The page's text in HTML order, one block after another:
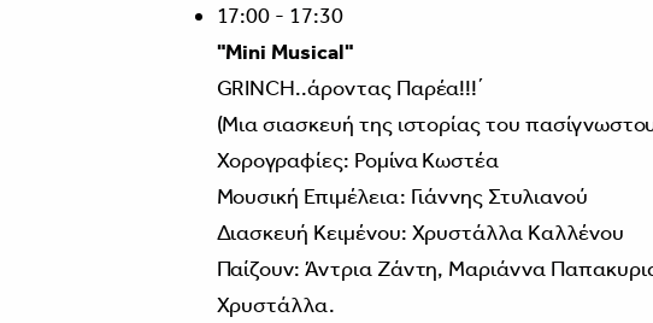
17:00 - 17:30
"Mini Musical"
GRINCH..άροντας Παρέα!!!΄
(Μια σιασκευή της ιστορίας του πασίγνωστου
Χορογραφίες: Ρομίνα Κωστέα
Μουσική Επιμέλεια: Γιάννης Στυλιανού
Διασκευή Κειμένου: Χρυστάλλα Καλλένου
Παίζουν: Άντρια Ζάντη, Μαριάννα
Χρυστάλλα.